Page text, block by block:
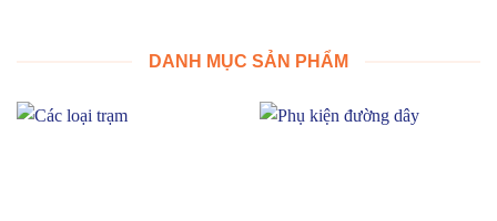
DANH MỤC SẢN PHẨM